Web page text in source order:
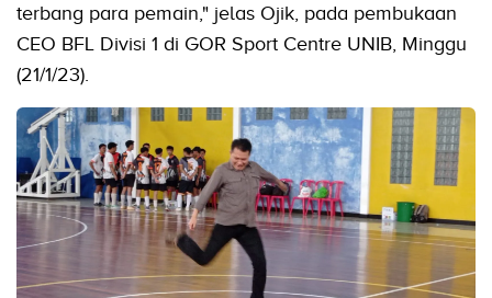
terbang para pemain," jelas Ojik, pada pembukaan
CEO BFL Divisi 1 di GOR Sport Centre UNIB, Minggu
(21/1/23).